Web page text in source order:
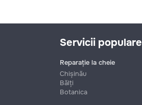
Servicii populare
Reparație la cheie
Chișinău
Bălți
Botanica